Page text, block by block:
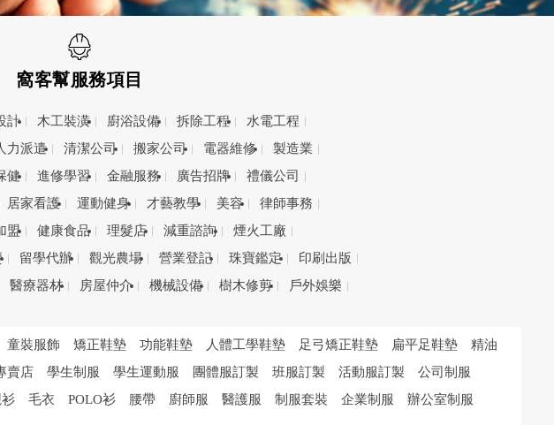
窩客幫服務項目
計 木工裝潢 廚浴設備 拆除工程
水電工程
力派遣 清潔公司 搬家公司 電器維修
製造業
健 進修學習 金融服務 廣告招牌
禮儀公司
居家看護 運動健身 才藝教學 美容
律師事務
盟 健康食品 理髮店 減重諮詢
煙火工廠
留學代辦 觀光農場 營業登記 珠寶鑑定
印刷出版
醫療器材 房屋仲介 機械設備 樹木修剪
戶外娛樂
童裝服飾 矯正鞋墊 功能鞋墊 人體工學鞋墊 足弓矯正鞋墊 扁平足鞋墊
精油
賣店 學生制服 學生運動服 團體服訂製 班服訂製 活動服訂製
公司制服
毛衣 POLO衫 腰帶 廚師服 醫護服 制服套裝 企業制服
辦公室制服